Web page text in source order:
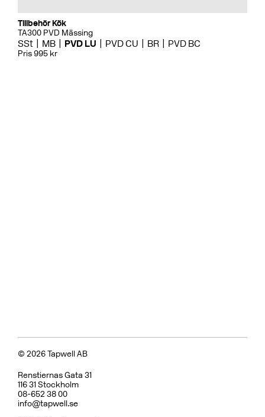
Tillbehör Kök
TA300 PVD Mässing
SSt MB PVD LU PVD CU BR PVD BC
Pris 995 kr
© 2026 Tapwell AB
Renstiernas Gata 31
116 31 Stockholm
08-652 38 00
info@tapwell.se